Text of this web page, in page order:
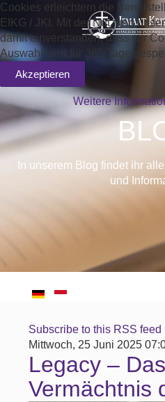
In unserem Blog findet ihr
und
Subscribe to this RSS feed
Mittwoch, 25 Juni 2025
Legacy – Das
Vermächtnis
Cookies erleichtern die
EIKG / JKI. Mit der Nutzung
damit einverstanden, dass wir
Auswahl wird für 365 Tage
Akzeptieren
Weitere